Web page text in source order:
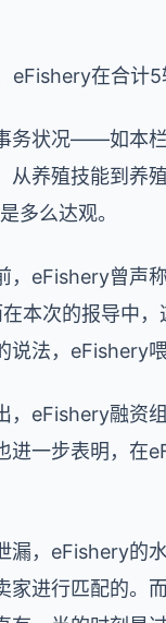
eFishery在合计5
务状况——如本
从养殖技能到养
多么达观。
，eFishery曾声
本次的报导中
说法，eFishery
，eFishery融资
进一步表明，在
漏，eFishery
家进行匹配的。